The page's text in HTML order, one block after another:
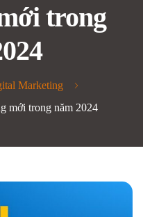
trong
Marketing
mới trong năm 2024